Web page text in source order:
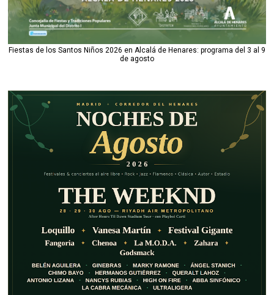
Fiestas de los Santos Niños 2026 en Alcalá de Henares: programa del 3 al 9
de agosto